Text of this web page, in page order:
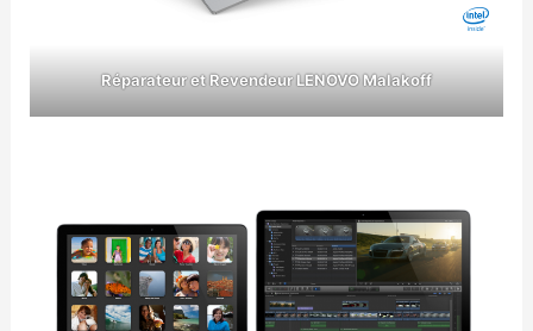
Réparateur et Revendeur LENOVO Malakoff